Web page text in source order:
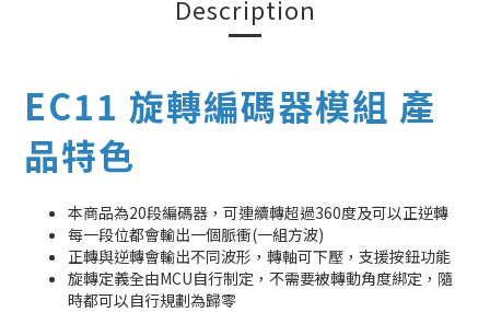
Description
EC11 旋轉編碼器模組 產
品特色
本商品為20段編碼器，可連續轉超過360度及可以正逆轉
每一段位都會輸出一個脈衝(一組方波)
正轉與逆轉會輸出不同波形，轉軸可下壓，支援按鈕功能
旋轉定義全由MCU自行制定，不需要被轉動角度綁定，隨
時都可以自行規劃為歸零